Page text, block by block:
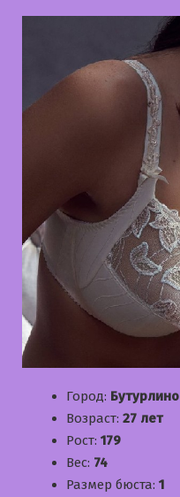
Город: Бутурлино
Возраст: 27 лет
Рост: 179
Вес: 74
Размер бюста: 1